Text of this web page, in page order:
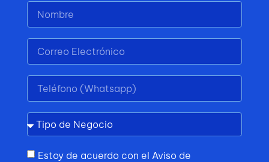
Estoy de acuerdo con el Aviso de